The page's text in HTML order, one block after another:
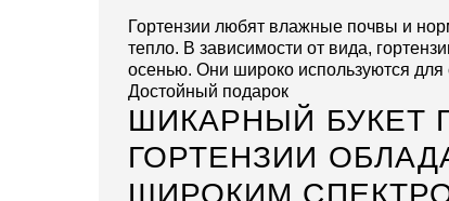
Гортензии любят влажные почвы и
тепло. В зависимости от вида,
осенью. Они широко используются для
Достойный подарок
ШИКАРНЫЙ БУКЕТ
ГОРТЕНЗИИ
ШИРОКИМ